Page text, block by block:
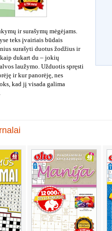
ir surašymų mėgėjams.
teks įvairiais būdais
surašyti duotus žodžius ir
kaip dukart du – jokių
laužymo. Užduotis spręsti
ir kur panorėję, nes
kad jį visada galima